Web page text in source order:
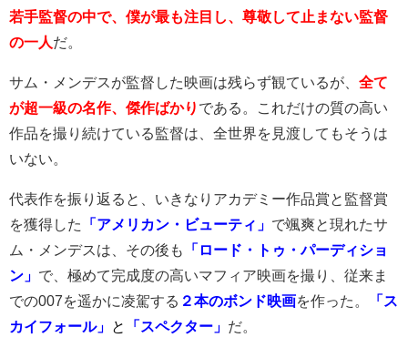
若手監督の中で、僕が最も注目し、尊敬して止まない監督
の一人 だ。
サム・メンデスが監督した映画は残らず観ているが、 全て
が超一級の名作、傑作ばかり である。これだけの質の高い
作品を撮り続けている監督は、全世界を見渡してもそうは
いない。
代表作を振り返ると、いきなりアカデミー作品賞と監督賞
を獲得した
「アメリカン・ビューティ」 で颯爽と現れたサ
ム・メンデスは、その後も
「ロード・トゥ・パーディショ
ン」 で、極めて完成度の高いマフィア映画を撮り、従来ま
での007を遥かに凌駕する ２本のボンド映画を作った。
「ス
カイフォール」
と 「スペクター」 だ。